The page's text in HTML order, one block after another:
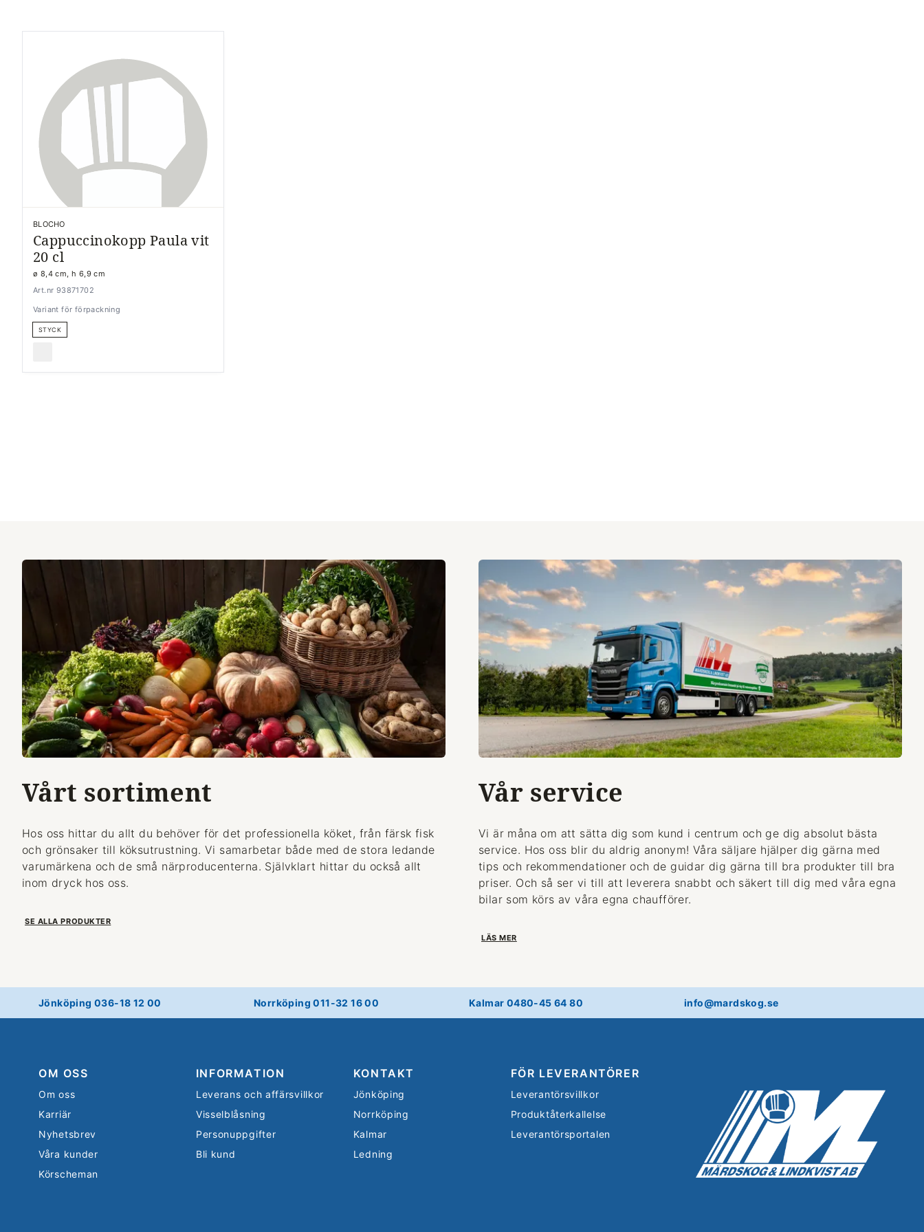
BLOCHO
Cappuccinokopp Paula vit
20 cl
ø 8,4 cm, h 6,9 cm
Art.nr 93871702
Variant för förpackning
STYCK
Vårt sortiment
Hos oss hittar du allt du behöver för det professionella köket, från färsk fisk
och grönsaker till köksutrustning. Vi samarbetar både med de stora ledande
varumärkena och de små närproducenterna. Självklart hittar du också allt
inom dryck hos oss.
SE ALLA PRODUKTER
Vår service
Vi är måna om att sätta dig som kund i centrum och ge dig absolut bästa
service. Hos oss blir du aldrig anonym! Våra säljare hjälper dig gärna med
tips och rekommendationer och de guidar dig gärna till bra produkter till bra
priser. Och så ser vi till att leverera snabbt och säkert till dig med våra egna
bilar som körs av våra egna chaufförer.
LÄS MER
Jönköping 036-18 12 00 Norrköping 011-32 16 00 Kalmar 0480-45 64 80 info@mardskog.se
OM OSS
Om oss
Karriär
Nyhetsbrev
Våra kunder
Körscheman
INFORMATION
Leverans och affärsvillkor
Visselblåsning
Personuppgifter
Bli kund
KONTAKT
Jönköping
Norrköping
Kalmar
Ledning
FÖR LEVERANTÖRER
Leverantörsvillkor
Produktåterkallelse
Leverantörsportalen